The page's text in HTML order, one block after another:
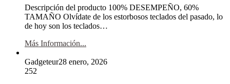
Descripción del producto 100% DESEMPEÑO, 60%
TAMAÑO Olvídate de los estorbosos teclados del pasado, lo
de hoy son los teclados…
Más Información...
Gadgeteur28 enero, 2026
252